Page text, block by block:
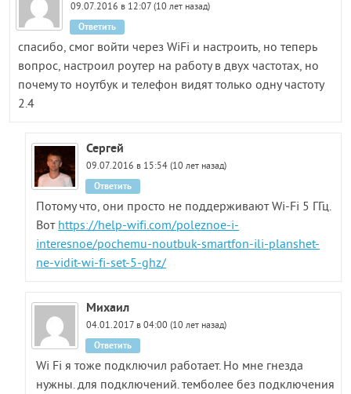
09.07.2016 в 12:07 (10 лет назад)
спасибо, смог войти через WiFi и настроить, но теперь
вопрос, настроил роутер на работу в двух частотах, но
почему то ноутбук и телефон видят только одну частоту
2.4
Ответить
Сергей
09.07.2016 в 15:54 (10 лет назад)
Потому что, они просто не поддерживают Wi-Fi 5 ГГц.
Вот https://help-wifi.com/poleznoe-i-
interesnoe/pochemu-noutbuk-smartfon-ili-planshet-
ne-vidit-wi-fi-set-5-ghz/
Ответить
Михаил
04.01.2017 в 04:00 (10 лет назад)
Wi Fi я тоже подключил работает. Но мне гнезда
нужны. для подключений. темболее без подключения
Ответить